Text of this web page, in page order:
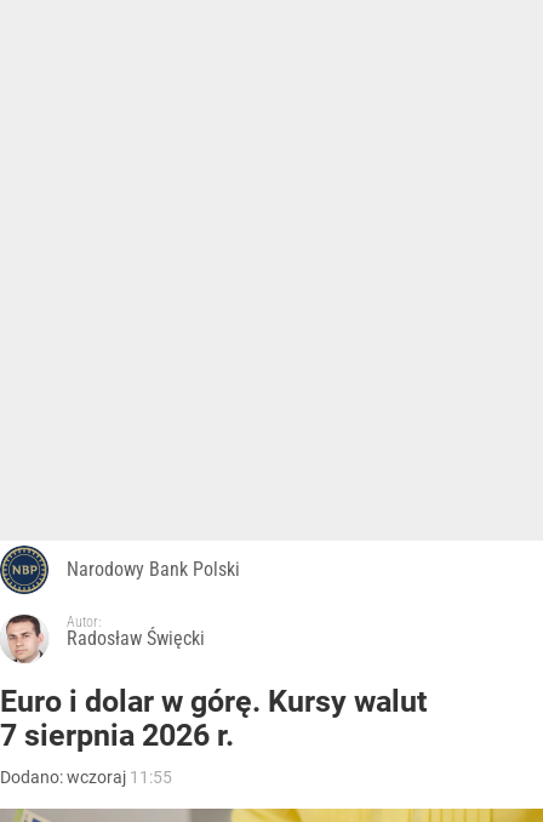
Narodowy Bank Polski
Autor:
Radosław Święcki
Euro i dolar w górę. Kursy walut
7 sierpnia 2026 r.
Dodano:wczoraj 11:55